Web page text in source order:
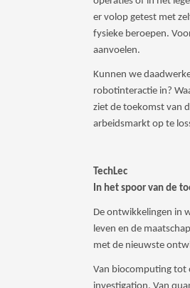
er volop getest met
fysieke beroepen.
aanvoelen.
Kunnen we
robotinteractie in?
ziet de toekomst van
arbeidsmarkt op te
TechLec
In het spoor van de
De ontwikkelingen in
leven en de
met de nieuwste
Van biocomputing tot